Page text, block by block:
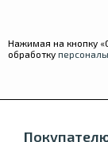
Нажимая на кнопку
обработку